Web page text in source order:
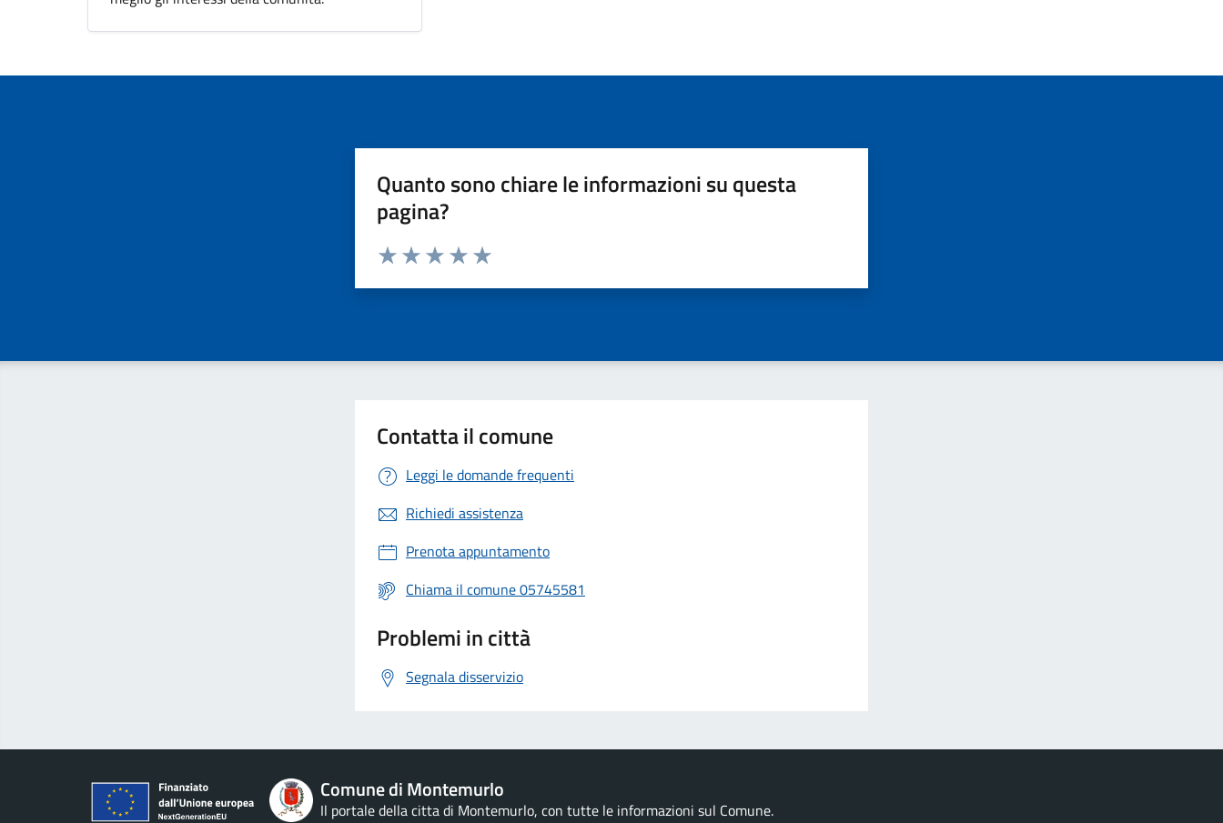
Quanto sono chiare le informazioni su questa
pagina?
Valuta da 1 a 5 stelle la pagina
Contatta il comune
Leggi le domande frequenti
Richiedi assistenza
Prenota appuntamento
Chiama il comune 05745581
Problemi in città
Segnala disservizio
Comune di Montemurlo
Il portale della citta di Montemurlo, con tutte le informazioni sul Comune.